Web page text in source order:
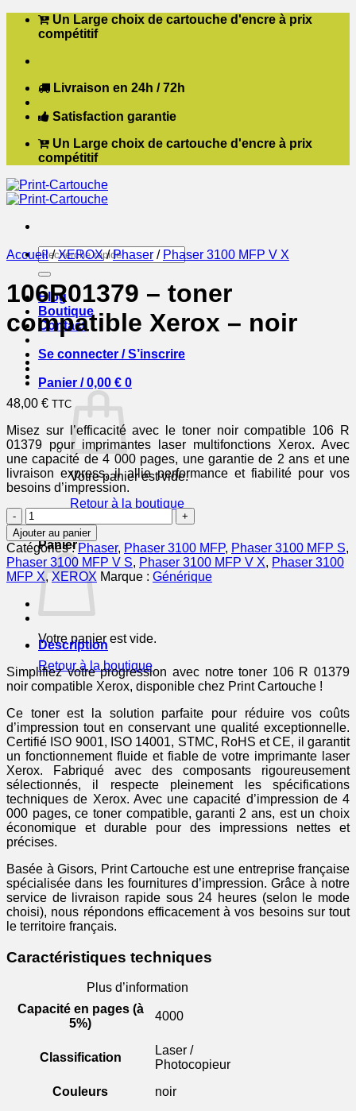
Passer Un Large choix de cartouche d'encre à prix
compétitif
Livraison en 24h / 72h
Satisfaction garantie
Un Large choix de cartouche d'encre à prix
compétitif
Recherche
pour :
Blog
Boutique
Contact
Se connecter / S’inscrire
Panier /0,00 € 0
Votre panier est vide.
Retour à la boutique
0
Panier
Votre panier est vide.
Retour à la boutique
Accueil / XEROX / Phaser / Phaser 3100 MFP V X
106R01379 – toner
compatible Xerox – noir
48,00 € TTC
Misez sur l’efficacité avec le toner noir compatible 106 R
01379 pour imprimantes laser multifonctions Xerox. Avec
une capacité de 4 000 pages, une garantie de 2 ans et une
livraison express, il allie performance et fiabilité pour vos
besoins d’impression.
quantité
de
106R01379
-
toner
compatible
Xerox
-
Ajouter au panier
Catégories :Phaser, Phaser 3100 MFP, Phaser 3100 MFP S,
Phaser 3100 MFP V S, Phaser 3100 MFP V X, Phaser 3100
MFP X,XEROX Marque : Générique
Description
Simplifiez votre progression avec notre toner 106 R 01379
noir compatible Xerox, disponible chez Print Cartouche !
Ce toner est la solution parfaite pour réduire vos coûts
d’impression tout en conservant une qualité exceptionnelle.
Certifié ISO 9001, ISO 14001, STMC, RoHS et CE, il garantit
un fonctionnement fluide et fiable de votre imprimante laser
Xerox. Fabriqué avec des composants rigoureusement
sélectionnés, il respecte pleinement les spécifications
techniques de Xerox. Avec une capacité d’impression de 4
000 pages, ce toner compatible, garanti 2 ans, est un choix
économique et durable pour des impressions nettes et
précises.
Basée à Gisors, Print Cartouche est une entreprise française
spécialisée dans les fournitures d’impression. Grâce à notre
service de livraison rapide sous 24 heures (selon le mode
choisi), nous répondons efficacement à vos besoins sur tout
le territoire français.
Caractéristiques techniques
Plus d’information
Capacité en pages (à
5%)
4000
Classification
Laser /
Photocopieur
Couleurs
noir